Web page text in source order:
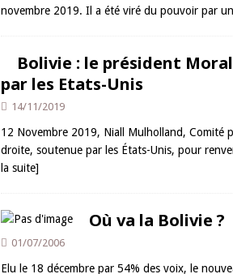
novembre 2019. Il a été viré du pouvoir par
Bolivie : le président
par les Etats-Unis
14/11/2019
12 Novembre 2019, Niall Mulholland, Comité
droite, soutenue par les États-Unis, pour
la suite]
Où va la Bolivie ?
01/07/2006
Elu le 18 décembre par 54% des voix, le